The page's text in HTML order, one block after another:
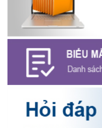
Thông báo cảnh báo lừa
(24/07/2026)
Triển khai xây dựng mô hình
2026 tại các hộ nông dân
(06/07/2026)
Hội nghị công bố Nghị
buôn, thành lập tổ chức
buôn, trưởng Ban công tác